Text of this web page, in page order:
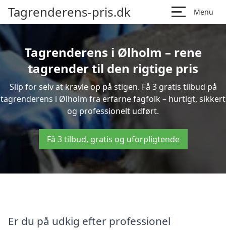
Tagrenderens-pris.dk Menu
Tagrenderens i Ølholm – rene
tagrender til den rigtige pris
Slip for selv at kravle op på stigen. Få 3 gratis tilbud på
tagrenderens i Ølholm fra erfarne fagfolk – hurtigt, sikkert
og professionelt udført.
Få 3 tilbud, gratis og uforpligtende
Er du på udkig efter professionel